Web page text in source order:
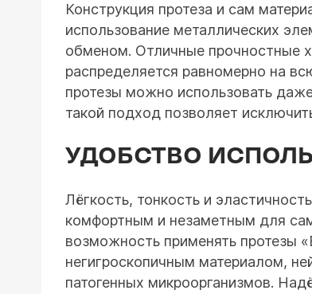
Конструкция протеза и сам
использование металлических
обменом. Отличные прочностные
распределяется равномерно на
протезы можно использовать
такой подход позволяет
УДОБСТВО
Лёгкость, тонкость и
комфортным и незаметным для
возможность применять протезы
негигроскопичным материалом,
патогенных микроорганизмов.